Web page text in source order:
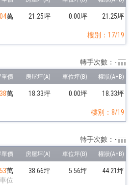
萬 21.25坪 0.00坪 21.25坪
樓別：17/19
萬 18.33坪 0.00坪 18.33坪
樓別：8/19
轉手次數：-
萬
位
38.66坪 5.56坪 44.21坪
轉手次數：-